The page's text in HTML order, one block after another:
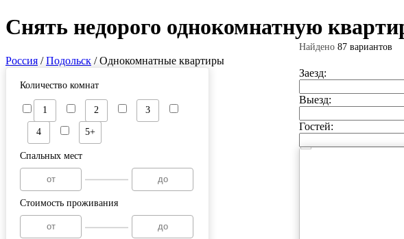
Снять недорого однокомнатную
Россия /Подольск /Однокомнатные квартиры
Заезд:
Выезд:
Гостей:
Найдено 87 вариантов
Количество комнат
1 2 3
4 5+
Спальных мест
Стоимость проживания